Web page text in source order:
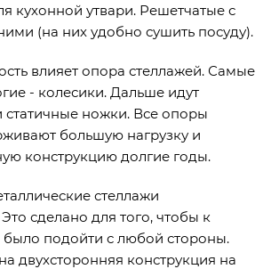
кухонной утвари. Решетчатые с
(на них удобно сушить посуду).
влияет опора стеллажей. Самые
- колесики. Дальше идут
статичные ножки. Все опоры
большую нагрузку и
конструкцию долгие годы.
стеллажи
сделано для того, чтобы к
подойти с любой стороны.
двухсторонняя конструкция на